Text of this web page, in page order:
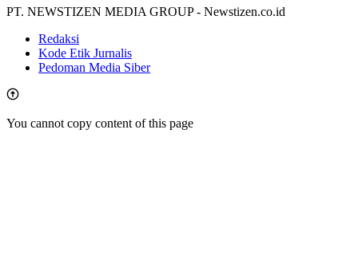
PT. NEWSTIZEN MEDIA GROUP - Newstizen.co.id
Redaksi
Kode Etik Jurnalis
Pedoman Media Siber
You cannot copy content of this page